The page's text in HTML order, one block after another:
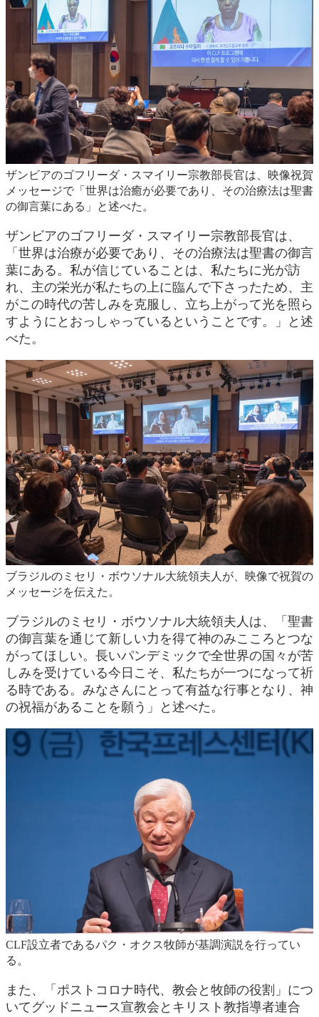
ザンビアのゴフリーダ・スマイリー宗教部長官は、映像祝賀
メッセージで「世界は治癒が必要であり、その治療法は聖書
の御言葉にある」と述べた。
ザンビアのゴフリーダ・スマイリー宗教部長官は、
「世界は治療が必要であり、その治療法は聖書の御言
葉にある。私が信じていることは、私たちに光が訪
れ、主の栄光が私たちの上に臨んで下さったため、主
がこの時代の苦しみを克服し、立ち上がって光を照ら
すようにとおっしゃっているということです。」と述
べた。
ブラジルのミセリ・ボウソナル大統領夫人が、映像で祝賀の
メッセージを伝えた。
ブラジルのミセリ・ボウソナル大統領夫人は、「聖書
の御言葉を通じて新しい力を得て神のみこころとつな
がってほしい。長いパンデミックで全世界の国々が苦
しみを受けている今日こそ、私たちが一つになって祈
る時である。みなさんにとって有益な行事となり、神
の祝福があることを願う」と述べた。
CLF設立者であるパク・オクス牧師が基調演説を行ってい
る。
また、「ポストコロナ時代、教会と牧師の役割」につ
いてグッドニュース宣教会とキリスト教指導者連合